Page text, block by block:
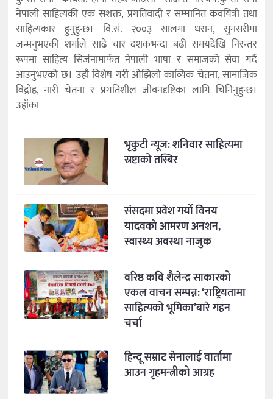
नेपाली साहित्यकी एक सशक्त, प्रगतिवादी र सम्मानित कवयित्री तथा
साहित्यकार हुनुहुन्छ। वि.सं. २००३ सालमा धरान, सुनसरीमा
जन्मनुभएकी शर्माले साढे चार दशकभन्दा बढी समयदेखि निरन्तर
रूपमा साहित्य सिर्जनामार्फत नेपाली भाषा र समाजको सेवा गर्दै
आउनुभएको छ। उहाँ विशेष गरी ओझिलो काव्यिक चेतना, सामाजिक
विद्रोह, नारी चेतना र प्रगतिशील जीवनदृष्टिका लागि चिनिनुहुन्छ।
उहाँका
भृकुटी न्यूज: शनिवार साहित्यमा
स्रष्टाको तस्बिर
संसदमा प्रवेश गर्यो विनय
यादवको आमरण अनशन,
स्वास्थ्य अवस्था नाजुक
वरिष्ठ कवि शैलेन्द्र साकारको
एकल वाचन सम्पन्न: ‘राष्ट्रियतामा
साहित्यको भूमिका’बारे गहन
चर्चा
हिन्दू सम्राट सेनालाई वार्तामा
आउन गृहमन्त्रीको आग्रह